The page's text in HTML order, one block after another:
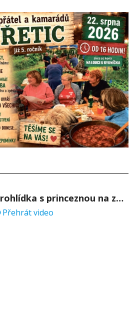
Prohlídka s princeznou na zámku Stekník
Přehrát video